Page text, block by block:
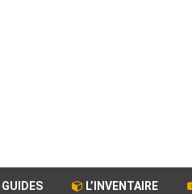
GUIDES L’INVENTAIRE